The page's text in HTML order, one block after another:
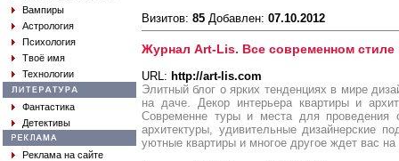
Вампиры
Астрология
Психология
Твоё имя
Технологии
Фантастика
Детективы
Реклама на сайте
Визитов: 85 Добавлен: 07.10.2012
Журнал Art-Lis. Все современном стиле
URL: http://art-lis.com
Элитный блог о ярких тенденциях в мире
на даче. Декор интерьера квартиры и
Современне туры и места для проведения
архитектуры, удивительные дизайнерские
уютные квартиры и многое другое ждет вас